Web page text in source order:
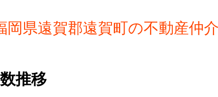
岡県遠賀郡遠賀町の不動産仲
推移